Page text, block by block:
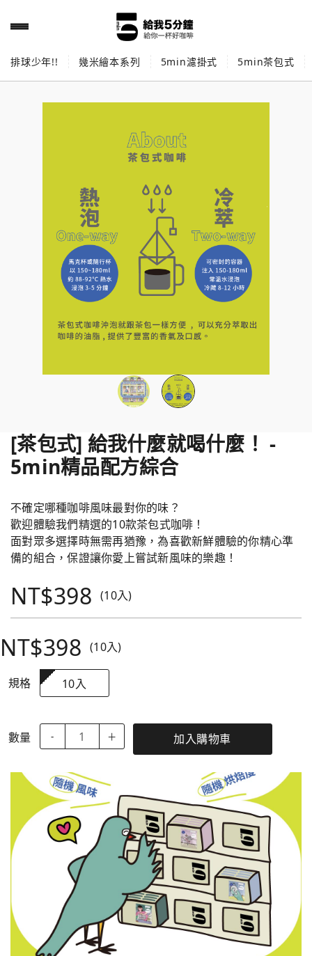
排球少年!! 幾米繪本系列 5min濾掛式 5min茶包式
[茶包式] 給我什麼就喝什麼！ -
5min精品配方綜合
不確定哪種咖啡風味最對你的味？
歡迎體驗我們精選的10款茶包式咖啡！
面對眾多選擇時無需再猶豫，為喜歡新鮮體驗的你精心準
備的組合，保證讓你愛上嘗試新風味的樂趣！
NT$398 (10入)
NT$398 (10入)
規格 10入
數量 - ＋ 加入購物車